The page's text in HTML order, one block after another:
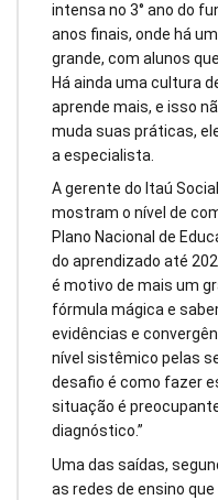
intensa no 3° ano do
anos finais, onde há
grande, com alunos
Há ainda uma cultura
aprende mais, e isso
muda suas práticas,
a especialista.
A gerente do Itaú
mostram o nível de
Plano Nacional de
do aprendizado até
é motivo de mais um
fórmula mágica e
evidências e
nível sistêmico pelas
desafio é como fazer
situação é
diagnóstico.”
Uma das saídas,
as redes de ensino